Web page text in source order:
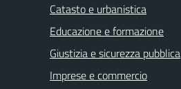
Catasto e urbanistica
Educazione e formazione
Giustizia e sicurezza pubblica
Imprese e commercio